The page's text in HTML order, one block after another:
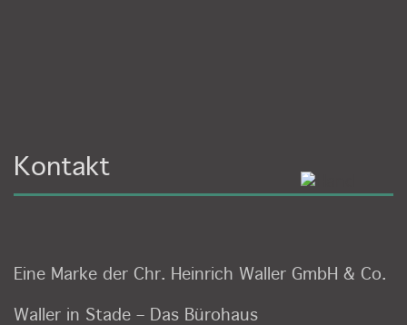
Kontakt
Eine Marke der Chr. Heinrich Waller GmbH & Co.
Waller in Stade – Das Bürohaus